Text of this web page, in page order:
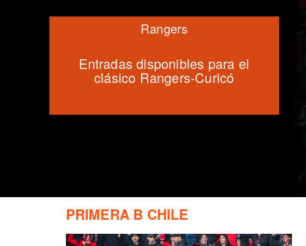
Entradas disponibles para el
clásico Rangers-Curicó
Rangers
PRIMERA B CHILE